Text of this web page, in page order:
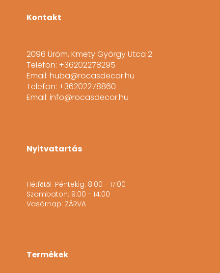
Kontakt
2096 Üröm, Kmety György Utca 2
Telefon: +36202278295
Email: huba@rocasdecor.hu
Telefon: +36202278860
Email: info@rocasdecor.hu
Nyitvatartás
Hétfőtől-Péntekig: 8:00 - 17:00
Szombaton: 9:00 - 14:00
Vasárnap: ZÁRVA
Termékek